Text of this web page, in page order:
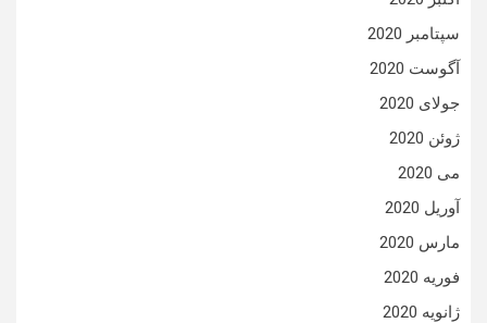
سپتامبر 2020
آگوست 2020
جولای 2020
ژوئن 2020
می 2020
آوریل 2020
مارس 2020
فوریه 2020
ژانویه 2020